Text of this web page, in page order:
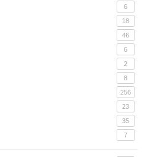
6
18
46
6
2
8
256
23
35
7